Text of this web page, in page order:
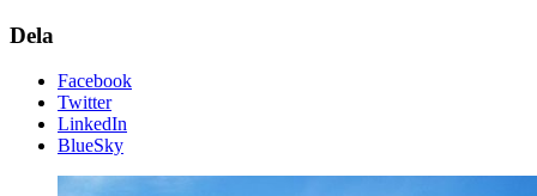
Dela
Facebook
Twitter
LinkedIn
BlueSky